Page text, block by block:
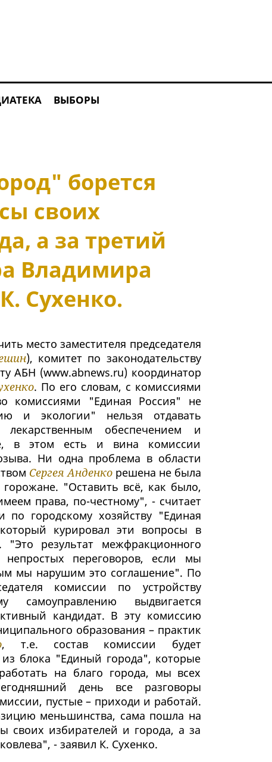
ВЫБОРЫ
борется
своих
а за третий
Владимира
Сухенко.
место заместителя председателя
), комитет по законодательству
АБН (www.abnews.ru) координатор
. По его словам, с комиссиями
комиссиями "Единая Россия" не
и экологии" нельзя отдавать
обеспечением и
в этом есть и вина комиссии
Ни одна проблема в области
Сергея Анденкорешена не была
"Оставить всё, как было,
права, по-честному", - считает
по городскому хозяйству "Единая
курировал эти вопросы в
результат межфракционного
непростых переговоров, если мы
мы нарушим это соглашение". По
комиссии по устройству
самоуправлению выдвигается
кандидат. В эту комиссию
образования – практик
, т.е. состав комиссии будет
из блока "Единый города", которые
на благо города, мы всех
день все разговоры
пустые – приходи и работай.
меньшинства, сама пошла на
своих избирателей и города, а за
- заявил К. Сухенко.